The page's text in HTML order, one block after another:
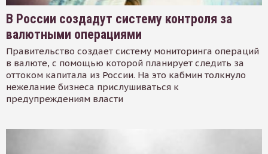
В России создадут систему контроля за
валютными операциями
Правительство создает систему мониторинга операций
в валюте, с помощью которой планирует следить за
оттоком капитала из России. На это кабмин толкнуло
нежелание бизнеса прислушиваться к
предупреждениям власти